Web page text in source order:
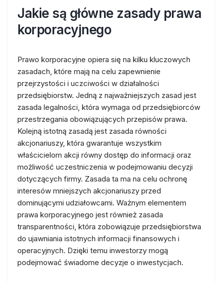
Jakie są główne zasady prawa
korporacyjnego
Prawo korporacyjne opiera się na kilku kluczowych
zasadach, które mają na celu zapewnienie
przejrzystości i uczciwości w działalności
przedsiębiorstw. Jedną z najważniejszych zasad jest
zasada legalności, która wymaga od przedsiębiorców
przestrzegania obowiązujących przepisów prawa.
Kolejną istotną zasadą jest zasada równości
akcjonariuszy, która gwarantuje wszystkim
właścicielom akcji równy dostęp do informacji oraz
możliwość uczestniczenia w podejmowaniu decyzji
dotyczących firmy. Zasada ta ma na celu ochronę
interesów mniejszych akcjonariuszy przed
dominującymi udziałowcami. Ważnym elementem
prawa korporacyjnego jest również zasada
transparentności, która zobowiązuje przedsiębiorstwa
do ujawniania istotnych informacji finansowych i
operacyjnych. Dzięki temu inwestorzy mogą
podejmować świadome decyzje o inwestycjach.